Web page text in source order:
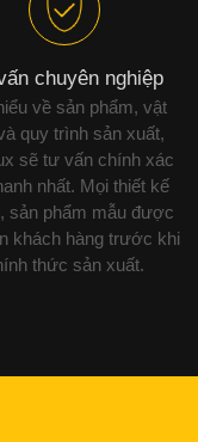
chuyên nghiệp
về sản phẩm, vật
quy trình sản xuất,
sẽ tư vấn chính xác
nhất. Mọi thiết kế
sản phẩm mẫu được
khách hàng trước khi
thức sản xuất.